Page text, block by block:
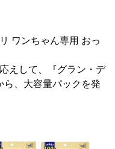
ワンちゃん専用 おっ
えして、『グラン・デ
ら、大容量パックを発